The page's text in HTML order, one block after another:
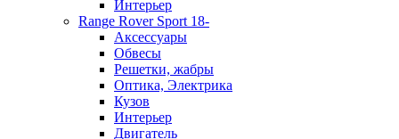
Интерьер
Range Rover Sport 18-
Аксессуары
Обвесы
Решетки, жабры
Оптика, Электрика
Кузов
Интерьер
Двигатель